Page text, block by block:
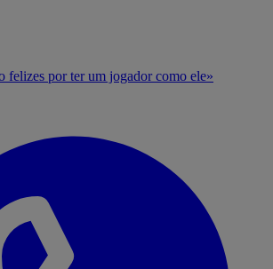
felizes por ter um jogador como ele»